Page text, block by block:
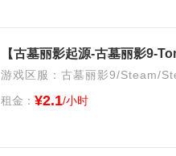
【古墓丽影起源-古墓丽影9-
游戏区服：古墓丽影9/Steam/
租金： ¥2.1/小时